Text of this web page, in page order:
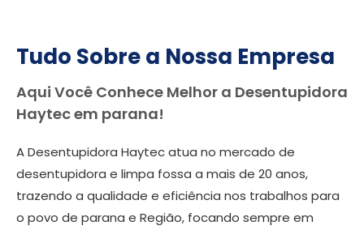
Tudo Sobre a Nossa Empresa
Aqui Você Conhece Melhor a Desentupidora
Haytec em parana!
A Desentupidora Haytec atua no mercado de
desentupidora e limpa fossa a mais de 20 anos,
trazendo a qualidade e eficiência nos trabalhos para
o povo de parana e Região, focando sempre em